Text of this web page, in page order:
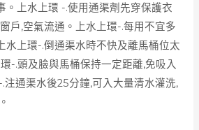
。上水上環 -.使用通渠劑先穿保護衣
戶,空氣流通。上水上環-.每用不宜多
水上環-.倒通渠水時不快及離馬桶位太
-.頭及臉與馬桶保持一定距離,免吸入
注通渠水後25分鐘,可入大量清水灌洗,